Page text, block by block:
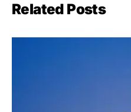
Related Posts